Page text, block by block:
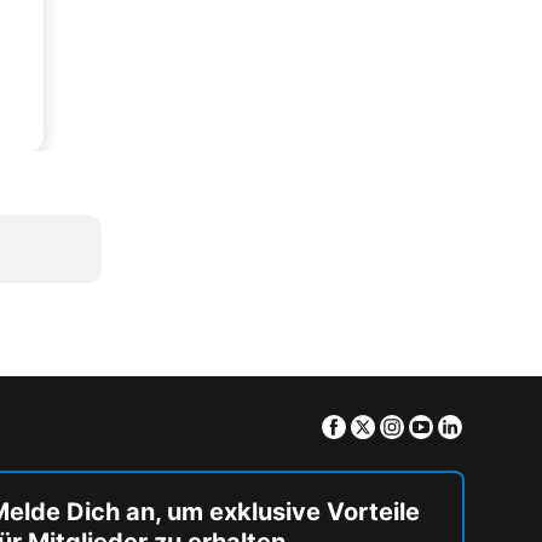
Facebook
TwitterInstagram
Youtube
Dich an, um exklusive Vorteile